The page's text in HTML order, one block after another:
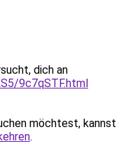
dich an
9c7qSTF.html
möchtest, kannst
.